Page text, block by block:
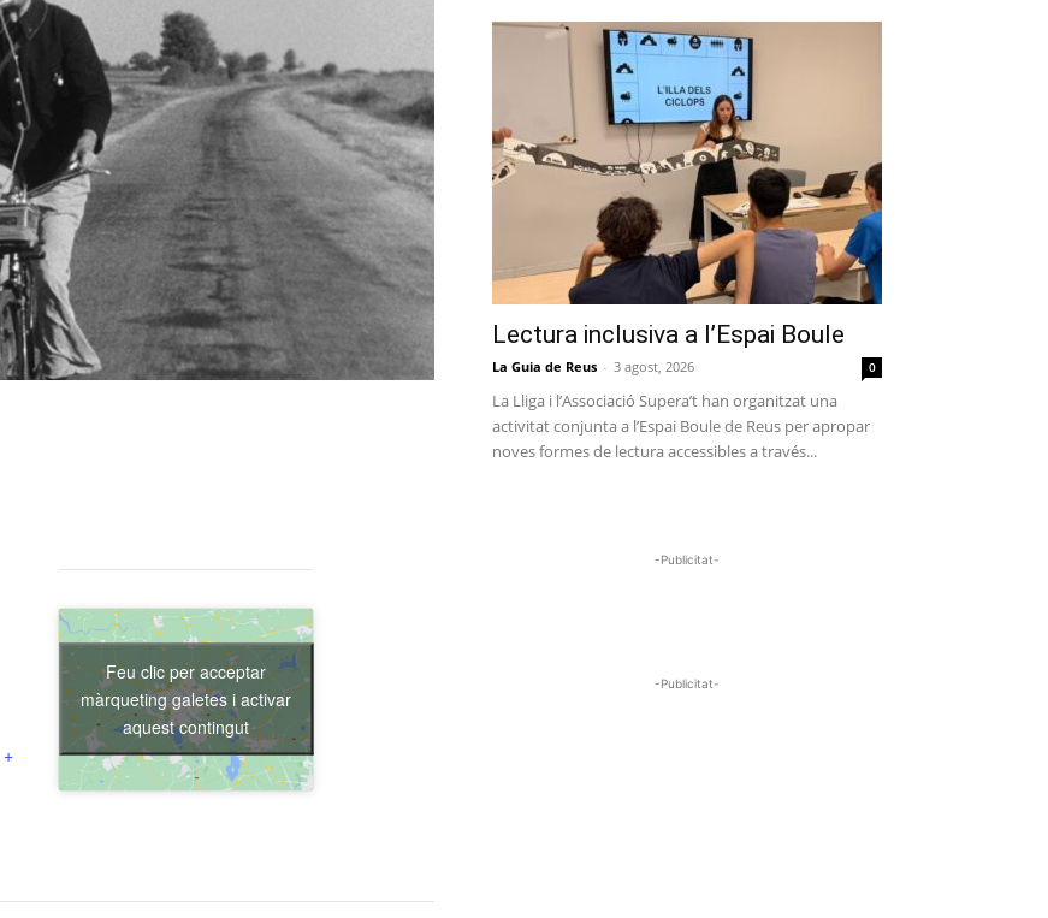
+
Feu clic per acceptar
màrqueting galetes i activar
aquest contingut
Lectura inclusiva a l’Espai Boule
La Guia de Reus - 3 agost, 2026 0
La Lliga i l’Associació Supera’t han organitzat una
activitat conjunta a l’Espai Boule de Reus per apropar
noves formes de lectura accessibles a través...
-Publicitat-
-Publicitat-